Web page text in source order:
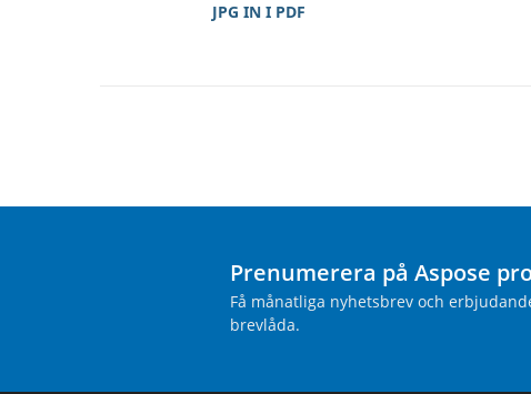
JPG IN I PDF
Prenumerera på Aspose
Få månatliga nyhetsbrev och
brevlåda.